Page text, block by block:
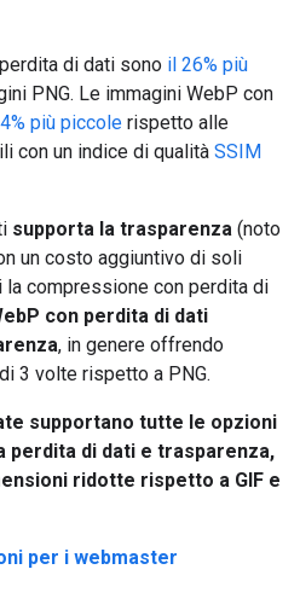
di dati sono il 26% più
PNG. Le immagini WebP con
più piccole rispetto alle
con un indice di qualità SSIM
supporta la trasparenza (noto
un costo aggiuntivo di soli
la compressione con perdita di
con perdita di dati
, in genere offrendo
3 volte rispetto a PNG.
supportano tutte le opzioni
perdita di dati e trasparenza,
ridotte rispetto a GIF e
per i webmaster